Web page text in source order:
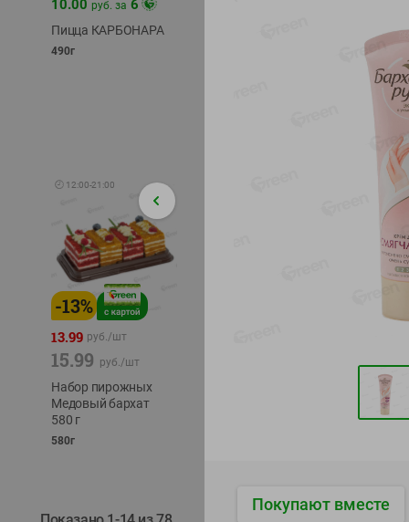
10.00 руб. за 6
Пицца КАРБОНАРА
490г
охлажд
🕘 12:00-21:00
-13%
13.99 руб./шт
15.99 руб./шт
Набор пирожных
Медовый бархат
580 г
580г
ТОФУ
230г
Покупают вместе